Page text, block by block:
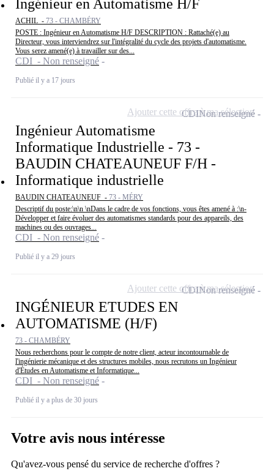
Ingénieur en Automatisme H/F
ACHIL - 73 - CHAMBÉRY
POSTE : Ingénieur en Automatisme H/F DESCRIPTION : Rattaché(e) au
Directeur, vous interviendrez sur l'intégralité du cycle des projets d'automatisme.
Vous serez amené(e) à travailler sur des...
CDI - Non renseigné
Publié il y a 17 jours
Ingénieur Automatisme
Informatique Industrielle - 73 -
BAUDIN CHATEAUNEUF F/H -
Informatique industrielle
BAUDIN CHATEAUNEUF - 73 - MÉRY
Descriptif du poste:\n\n \nDans le cadre de vos fonctions, vous êtes amené à :\n-
Développer et faire évoluer des automatismes standards pour des appareils, des
machines ou des ouvrages...
CDI - Non renseigné
Publié il y a 29 jours
CDINon renseigné
Ajouter cette offre à ma sélection
INGÉNIEUR ETUDES EN
AUTOMATISME (H/F)
73 - CHAMBÉRY
Nous recherchons pour le compte de notre client, acteur incontournable de
l'ingénierie mécanique et des structures mobiles, nous recrutons un Ingénieur
d'Études en Automatisme et Informatique...
CDI - Non renseigné
Publié il y a plus de 30 jours
CDINon renseigné
Ajouter cette offre à ma sélection
Votre avis nous intéresse
Qu'avez-vous pensé du service de recherche d'offres ?